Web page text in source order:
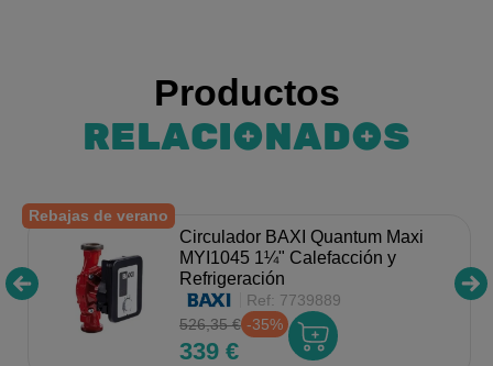
Productos
RELACIONADOS
Rebajas de verano
Circulador BAXI Quantum Maxi
MYI1045 1¼" Calefacción y
Refrigeración
Ref: 7739889
526,35 € -35%
339 €